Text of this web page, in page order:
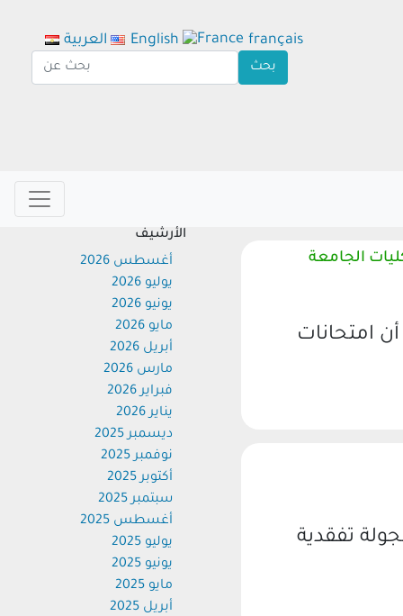
الجامعة
امتحانات
تفقدية
الأرشيف
أغسطس 2026
يوليو 2026
يونيو 2026
مايو 2026
أبريل 2026
مارس 2026
فبراير 2026
يناير 2026
ديسمبر 2025
نوفمبر 2025
أكتوبر 2025
سبتمبر 2025
أغسطس 2025
يوليو 2025
يونيو 2025
مايو 2025
أبريل 2025
العربية English français